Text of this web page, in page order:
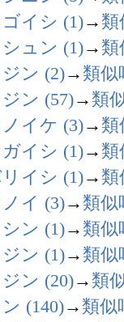
イシ (1)→ 類
ュン (1)→ 類
ン (2)→ 類似
ン (57)→ 類
イケ (3)→ 類
イシ (1)→ 類
イシ (1)→ 類
イ (3)→ 類似
ン (1)→ 類似
ン (1)→ 類似
ン (20)→ 類
(140)→ 類似